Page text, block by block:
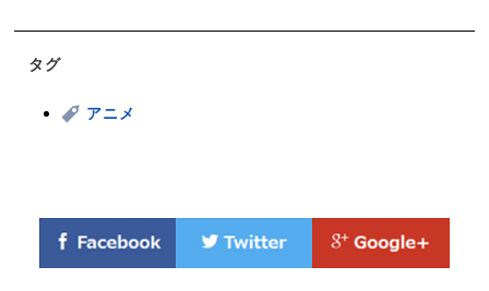
タグ
アニメ